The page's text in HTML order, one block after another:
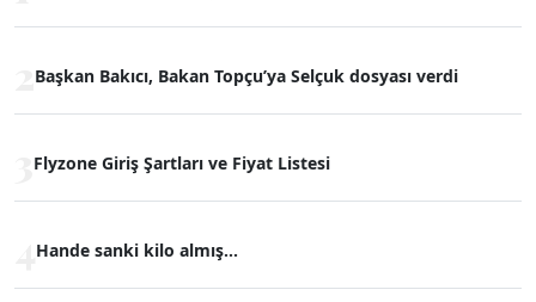
Başkan Bakıcı, Bakan Topçu’ya Selçuk dosyası verdi
Flyzone Giriş Şartları ve Fiyat Listesi
Hande sanki kilo almış...